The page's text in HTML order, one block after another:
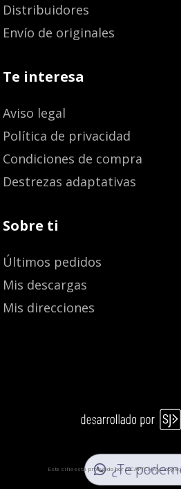
Distribuidores
Envío de originales
Te interesa
Aviso legal
Política de privacidad
Condiciones de compra
Destrezas adaptativas
Sobre ti
Últimos pedidos
Mis descargas
Mis direcciones
¿Te
Este sitio está protegido por reCAPTCHA y